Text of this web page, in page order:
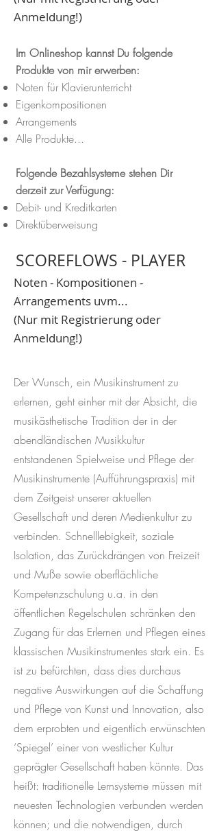
Anmeldung!)
Im Onlineshop kannst Du folgende
Produkte von mir erwerben:
Noten für Klavierunterricht
Eigenkompositionen
Arrangements
Alle Produkte...
Folgende Bezahlsysteme stehen Dir
derzeit zur Verfügung:
Debit- und Kreditkarten
Direktüberweisung
SCOREFLOWS - PLAYER
Noten - Kompositionen -
Arrangements uvm...
(Nur mit Registrierung oder
Anmeldung!)
Der Wunsch, ein Musikinstrument zu
erlernen, geht einher mit der Absicht, die
musikästhetische Tradition der in der
abendländischen Musikkultur
entstandenen Spielweise und Pflege der
Musikinstrumente (Aufführungspraxis) mit
dem Zeitgeist unserer aktuellen
Gesellschaft und deren Medienkultur zu
verbinden. Schnelllebigkeit, soziale
Isolation, das Zurückdrängen von Freizeit
und Muße sowie oberflächliche
Kompetenzschulung u.a. in den
öffentlichen Regelschulen schränken den
Zugang für das Erlernen und Pflegen eines
klassischen Musikinstrumentes stark ein. Es
ist zu befürchten, dass dies durchaus
negative Auswirkungen auf die Schaffung
und Pflege von Kunst und Innovation, also
dem erprobten und eigentlich erwünschten
‘Spiegel’ einer von westlicher Kultur
geprägter Gesellschaft haben könnte. Das
heißt: traditionelle Lernsysteme müssen mit
neuesten Technologien verbunden werden
können; und die notwendigen, durch